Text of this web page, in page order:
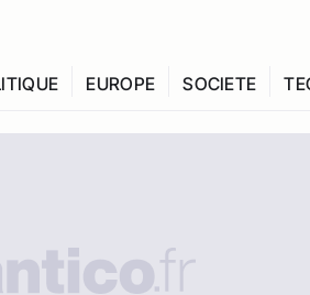
EUROPE SOCIETE